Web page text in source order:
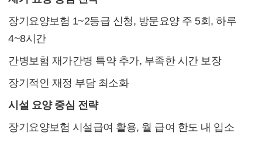
장기요양보험 1~2등급 신청, 방문요양 주 5회, 하루
4~8시간
간병보험 재가간병 특약 추가, 부족한 시간 보장
장기적인 재정 부담 최소화
시설 요양 중심 전략
장기요양보험 시설급여 활용, 월 급여 한도 내 입소